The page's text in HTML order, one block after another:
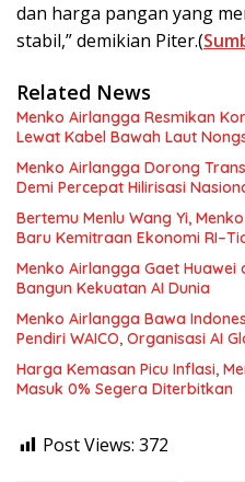
dan harga pangan yang
stabil,” demikian Piter.(
Related News
Menko Airlangga Resmikan
Lewat Kabel Bawah Laut
Menko Airlangga Dorong
Demi Percepat Hilirisasi
Bertemu Menlu Wang Yi,
Baru Kemitraan Ekonomi
Menko Airlangga Gaet Huawei
Bangun Kekuatan AI Dunia
Menko Airlangga Bawa
Pendiri WAICO, Organisasi AI
Harga Kemasan Picu Inflasi,
Masuk 0% Segera Diterbitkan
Post Views: 372